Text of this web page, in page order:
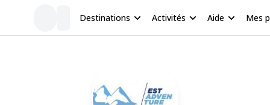
Destinations Activités Aide Mes